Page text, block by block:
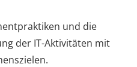
und die
der IT-Aktivitäten mit